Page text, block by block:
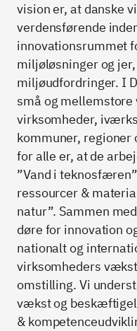
vision er, at danske
verdensførende
innovationsrummet
miljøløsninger og
miljøudfordringer. I
små og
virksomheder,
kommuner,
for alle er, at de
”Vand i
ressourcer &
natur”. Sammen
døre for innovation
nationalt og
virksomheders
omstilling. Vi
vækst og
&